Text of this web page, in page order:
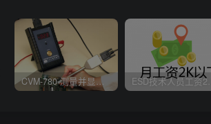
CVM-780 测量并显示实时静电压数据、操作说明